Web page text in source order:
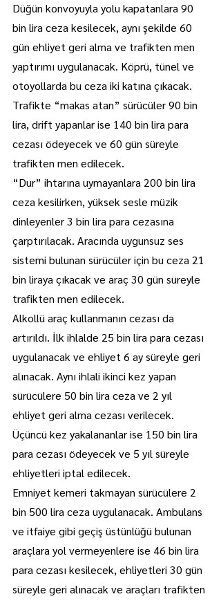
Düğün konvoyuyla yolu kapatanlara 90
bin lira ceza kesilecek, aynı şekilde 60
gün ehliyet geri alma ve trafikten men
yaptırımı uygulanacak. Köprü, tünel ve
otoyollarda bu ceza iki katına çıkacak.
Trafikte “makas atan” sürücüler 90 bin
lira, drift yapanlar ise 140 bin lira para
cezası ödeyecek ve 60 gün süreyle
trafikten men edilecek.
“Dur” ihtarına uymayanlara 200 bin lira
ceza kesilirken, yüksek sesle müzik
dinleyenler 3 bin lira para cezasına
çarptırılacak. Aracında uygunsuz ses
sistemi bulunan sürücüler için bu ceza 21
bin liraya çıkacak ve araç 30 gün süreyle
trafikten men edilecek.
Alkollü araç kullanmanın cezası da
artırıldı. İlk ihlalde 25 bin lira para cezası
uygulanacak ve ehliyet 6 ay süreyle geri
alınacak. Aynı ihlali ikinci kez yapan
sürücülere 50 bin lira ceza ve 2 yıl
ehliyet geri alma cezası verilecek.
Üçüncü kez yakalananlar ise 150 bin lira
para cezası ödeyecek ve 5 yıl süreyle
ehliyetleri iptal edilecek.
Emniyet kemeri takmayan sürücülere 2
bin 500 lira ceza uygulanacak. Ambulans
ve itfaiye gibi geçiş üstünlüğü bulunan
araçlara yol vermeyenlere ise 46 bin lira
para cezası kesilecek, ehliyetleri 30 gün
süreyle geri alınacak ve araçları trafikten